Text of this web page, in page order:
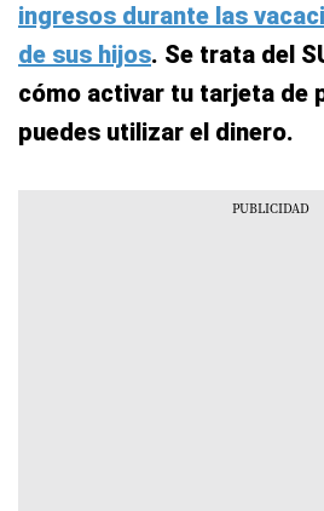
ingresos durante las
de sus hijos. Se trata del
cómo activar tu tarjeta de
puedes utilizar el dinero.